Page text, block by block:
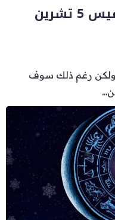
توقعات الأبراج ليوم الخميس 5 تشرين
ولكن رغم ذلك سوف